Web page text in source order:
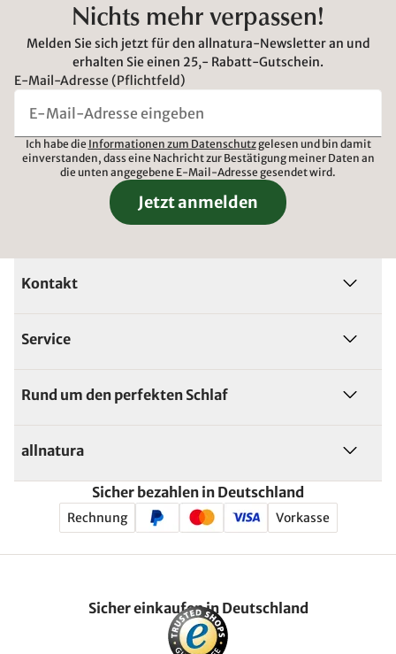
Nichts mehr verpassen!
Melden Sie sich jetzt für den allnatura-Newsletter an und
erhalten Sie einen 25,- Rabatt-Gutschein.
E-Mail-Adresse (Pflichtfeld)
Ich habe die Informationen zum Datenschutzgelesen und bin damit
einverstanden, dass eine Nachricht zur Bestätigung meiner Daten an
die unten angegebene E-Mail-Adresse gesendet wird.
Jetzt anmelden
Kontakt
Service
Rund um den perfekten Schlaf
allnatura
Sicher bezahlen in Deutschland
Rechnung Vorkasse
Sicher einkaufen in Deutschland